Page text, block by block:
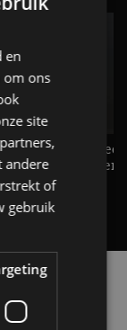
Twingo heeft een
snelheidsmeter! -
TV
modellen
en
om ons
site
andere
of
gebruik